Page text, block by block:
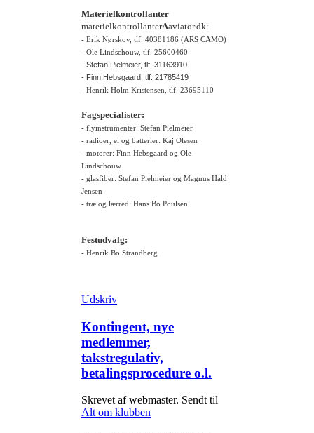
Materielkontrollanter
materielkontrollanterAaviator.dk:
- Erik Nørskov, tlf. 40381186 (ARS CAMO)
- Ole Lindschouw, tlf. 25600460
- Stefan Pielmeier, tlf. 31163910
- Finn Hebsgaard, tlf. 21785419
- Henrik Holm Kristensen, tlf. 23695110
Fagspecialister:
- flyinstrumenter: Stefan Pielmeier
- radioer, el og batterier: Kaj Olesen
- motorer: Finn Hebsgaard og Ole
Lindschouw
- glasfiber: Stefan Pielmeier og Magnus Hald
Jensen
- træ og lærred: Hans Bo Poulsen
Festudvalg:
- Henrik Bo Strandberg
Udskriv
Kontingent, nye
medlemmer,
takstregulativ,
betalingsprocedure o.l.
Skrevet af webmaster. Sendt til
Alt om klubben